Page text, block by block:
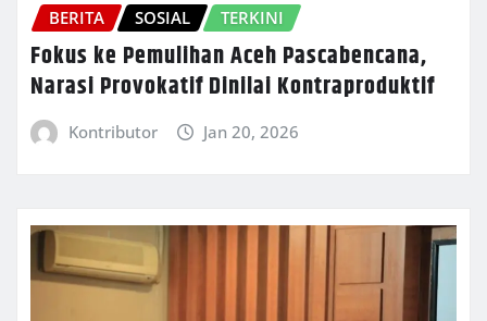
BERITA SOSIAL TERKINI
Fokus ke Pemulihan Aceh Pascabencana,
Narasi Provokatif Dinilai Kontraproduktif
Kontributor Jan 20, 2026